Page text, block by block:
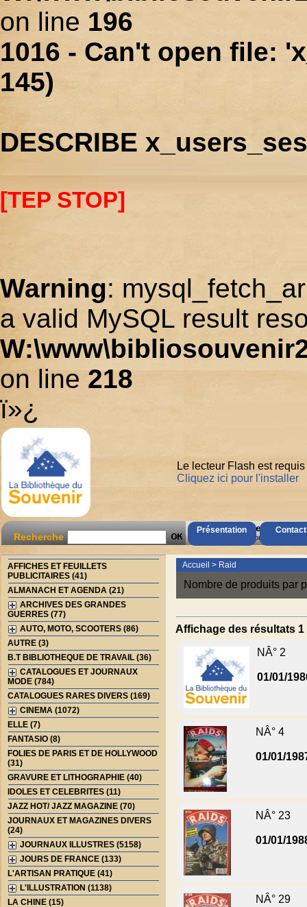
on line 196
1016 - Can't open file:
145)
DESCRIBE
[TEP STOP]
Warning:
a valid MySQL result
on line 218
ï»¿
Présentation
Le lecteur Flash est
Cliquez ici pour l'installer
Recherche
AccÃ¨s Client
Mot de passe oubliÃ© ?
AFFICHES ET FEUILLETS
PUBLICITAIRES (41)
ALMANACH ET AGENDA (21)
ARCHIVES DES GRANDES
GUERRES (77)
AUTO, MOTO, SCOOTERS (86)
AUTRE (3)
B.T BIBLIOTHEQUE DE TRAVAIL (36)
CATALOGUES ET JOURNAUX
MODE (784)
CATALOGUES RARES DIVERS (169)
CINEMA (1072)
ELLE (7)
FANTASIO (8)
FOLIES DE PARIS ET DE HOLLYWOOD
(31)
GRAVURE ET LITHOGRAPHIE (40)
IDOLES ET CELEBRITES (11)
JAZZ HOT/ JAZZ MAGAZINE (70)
JOURNAUX ET MAGAZINES DIVERS
(24)
JOURNAUX ILLUSTRES (5158)
JOURS DE FRANCE (133)
L'ARTISAN PRATIQUE (41)
L'ILLUSTRATION (1138)
LA CHINE (15)
Accueil > Raid
Nombre de produits par
Affichage des résultats
NÂ° 2
01/01/
NÂ° 4
01/01/
NÂ° 23
01/01/
NÂ° 29